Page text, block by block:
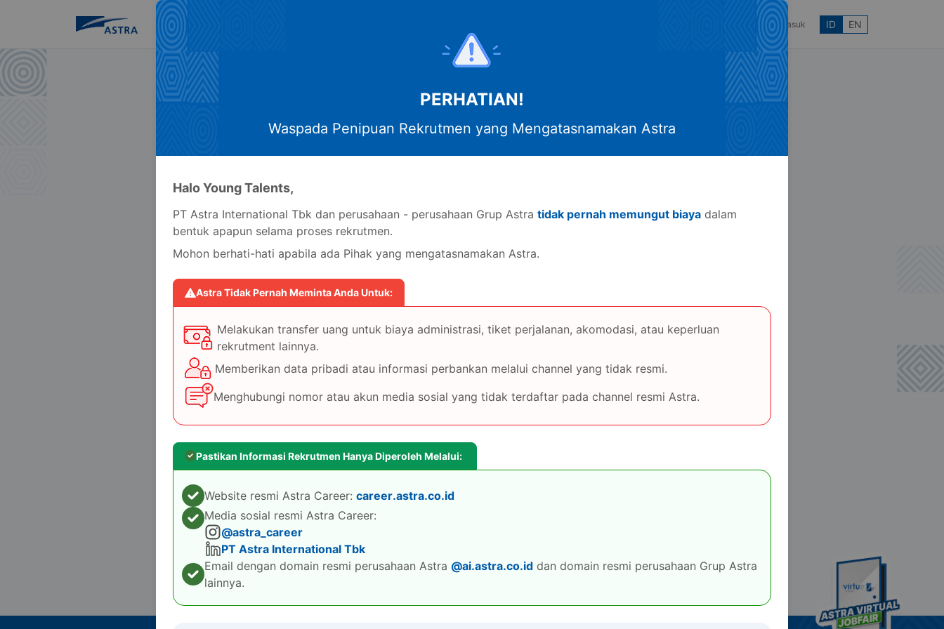
Daftar Masuk ID EN
Mohon maaf, Lowongan pekerjaan sudah ditutup
Silakan kunjungi halaman “Lowongan” atau hubungi kami melalui
PERHATIAN!
Waspada Penipuan Rekrutmen yang Mengatasnamakan Astra
Halo Young Talents,
PT Astra International Tbk dan perusahaan - perusahaan Grup Astra tidak pernah memungut biayadalam
bentuk apapun selama proses rekrutmen.
Mohon berhati-hati apabila ada Pihak yang mengatasnamakan Astra.
Astra Tidak Pernah Meminta Anda Untuk:
Melakukan transfer uang untuk biaya administrasi, tiket perjalanan, akomodasi, atau keperluan
rekrutment lainnya.
Memberikan data pribadi atau informasi perbankan melalui channel yang tidak resmi.
Menghubungi nomor atau akun media sosial yang tidak terdaftar pada channel resmi Astra.
Pastikan Informasi Rekrutmen Hanya Diperoleh Melalui:
Website resmi Astra Career: career.astra.co.id
Media sosial resmi Astra Career:
@astra_career
PT Astra International Tbk
Email dengan domain resmi perusahaan Astra @ai.astra.co.id dan domain resmi perusahaan Grup Astra
lainnya.